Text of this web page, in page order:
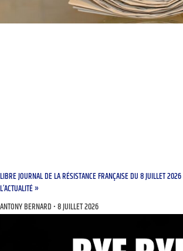
LIBRE JOURNAL DE LA RÉSISTANCE FRANÇAISE DU 8 JUILLET
L’ACTUALITÉ »
ANTONY BERNARD 8 JUILLET 2026